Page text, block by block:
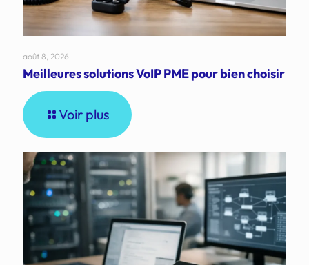
août 8, 2026
Meilleures solutions VoIP PME pour bien choisir
Voir plus